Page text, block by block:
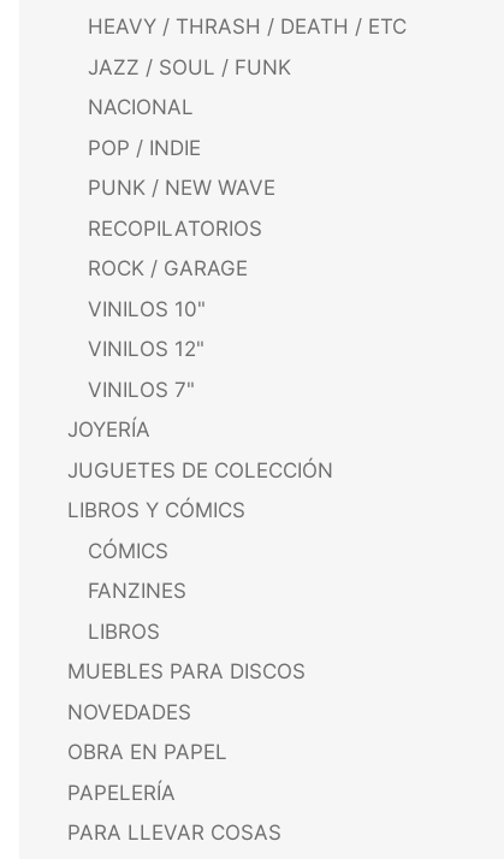
HEAVY / THRASH / DEATH / ETC
JAZZ / SOUL / FUNK
NACIONAL
POP / INDIE
PUNK / NEW WAVE
RECOPILATORIOS
ROCK / GARAGE
VINILOS 10"
VINILOS 12"
VINILOS 7"
JOYERÍA
JUGUETES DE COLECCIÓN
LIBROS Y CÓMICS
CÓMICS
FANZINES
LIBROS
MUEBLES PARA DISCOS
NOVEDADES
OBRA EN PAPEL
PAPELERÍA
PARA LLEVAR COSAS